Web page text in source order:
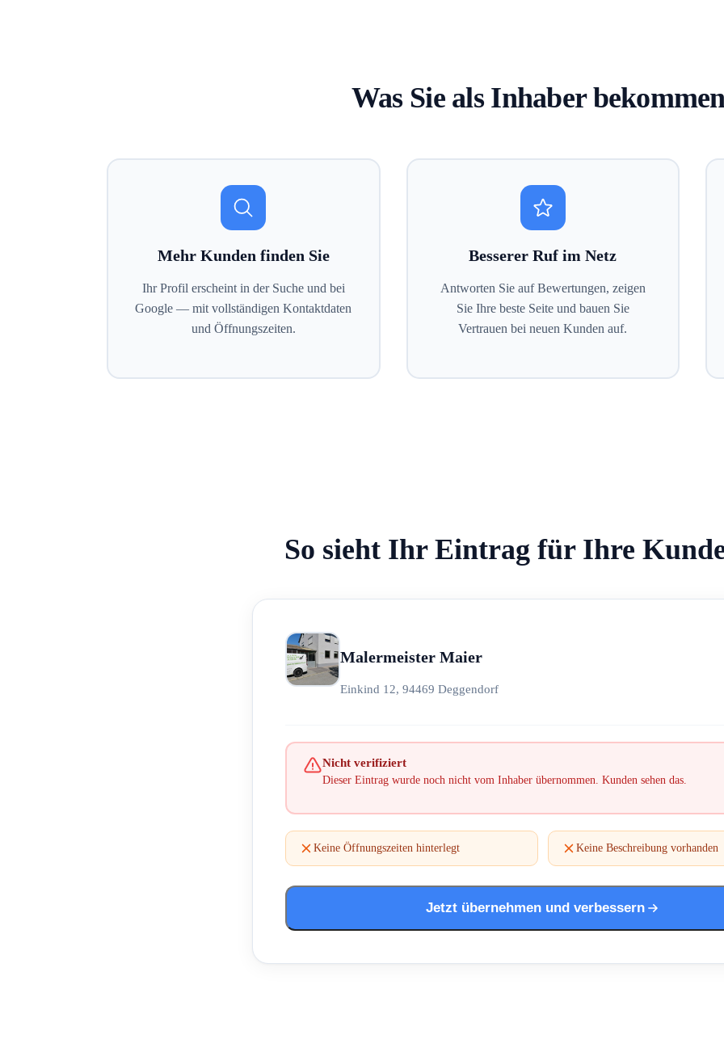
Was Sie als Inhaber
Mehr Kunden finden Sie
Ihr Profil erscheint in der Suche und bei
Google — mit vollständigen Kontaktdaten
und Öffnungszeiten.
Besserer Ruf im Netz
Antworten Sie auf Bewertungen, zeigen
Sie Ihre beste Seite und bauen Sie
Vertrauen bei neuen Kunden auf.
So sieht Ihr Eintrag für Ihre
Malermeister Maier
Einkind 12, 94469 Deggendorf
Nicht verifiziert
Dieser Eintrag wurde noch nicht vom Inhaber übernommen. Kunden sehen das.
Keine Öffnungszeiten hinterlegt Keine Beschreibung vorhanden
Jetzt übernehmen und verbessern